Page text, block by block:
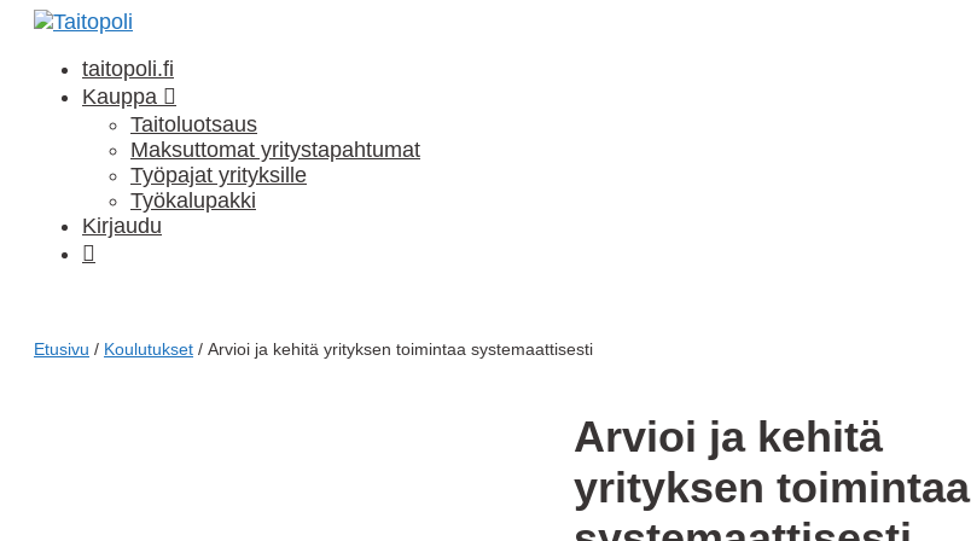
Siirry
taitopoli.fi
Kauppa
Taitoluotsaus
Maksuttomat yritystapahtumat
Työpajat yrityksille
Työkalupakki
Kirjaudu
Ostoskori
Etusivu / Koulutukset / Arvioi ja kehitä yrityksen toimintaa systemaattisesti
Arvioi ja kehitä
yrityksen toimintaa